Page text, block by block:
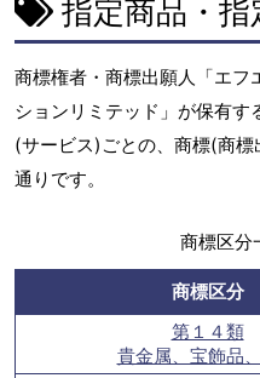
指定商品・
商標権者・商標出願人「エフ
ションリミテッド」が保有す
(サービス)ごとの、商標(商
通りです。
商標区分
商標区分
第１４類
貴金属、宝飾品